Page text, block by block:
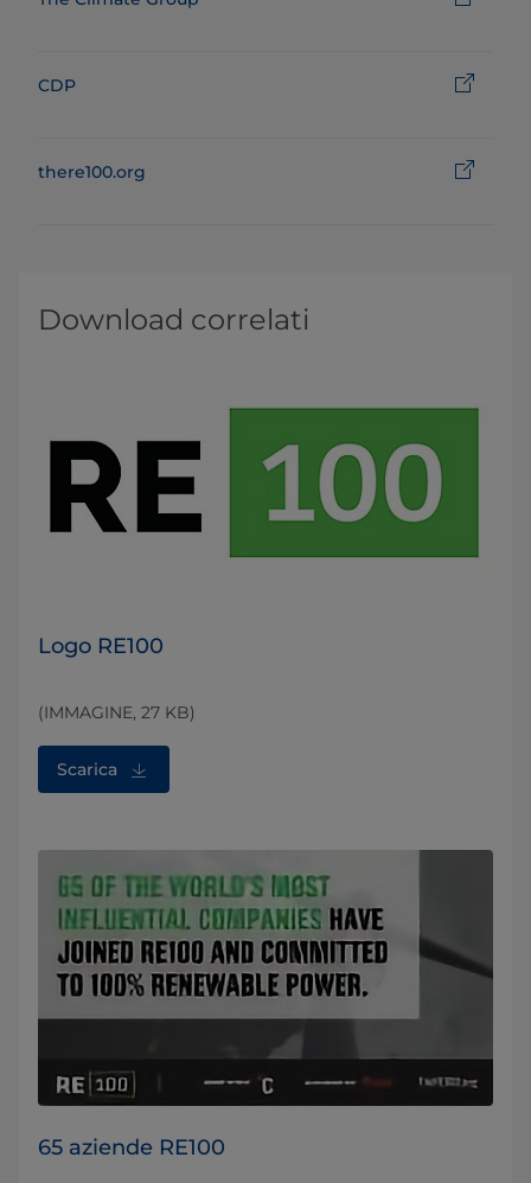
CDP
there100.org
Download correlati
Logo RE100
(IMMAGINE, 27 KB)
Scarica
65 aziende RE100